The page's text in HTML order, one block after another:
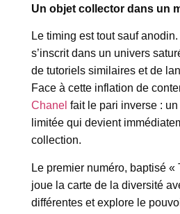
Un objet collector dans un
Le timing est tout sauf
s’inscrit dans un univers
de tutoriels similaires et de
Face à cette inflation de
Chanel fait le pari inverse :
limitée qui devient
collection.
Le premier numéro, baptisé «
joue la carte de la diversité
différentes et explore le